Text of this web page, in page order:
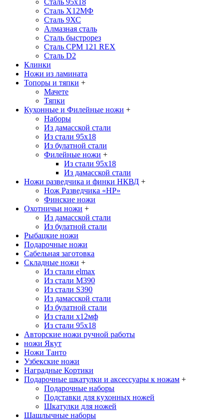
Сталь Х12МФ
Сталь 9ХС
Алмазная сталь
Сталь быстрорез
Сталь CPM 121 REX
Сталь D2
Клинки
Ножи из ламината
Топоры и тяпки +
Мачете
Тяпки
Кухонные и Филейные ножи +
Наборы
Из дамасской стали
Из стали 95х18
Из булатной стали
Филейные ножи +
Из стали 95х18
Из дамасской стали
Ножи разведчика и финки НКВД +
Нож Разведчика «НР»
Финские ножи
Охотничьи ножи +
Из дамасской стали
Из булатной стали
Рыбацкие ножи
Подарочные ножи
Сабельная заготовка
Складные ножи +
Из стали elmax
Из стали М390
Из стали S390
Из дамасской стали
Из булатной стали
Из стали х12мф
Из стали 95х18
Авторские ножи ручной работы
ножи Якут
Ножи Танто
Узбекские ножи
Наградные Кортики
Подарочные шкатулки и аксессуары к ножам +
Подарочные наборы
Подставки для кухонных ножей
Шкатулки для ножей
Шашлычные наборы